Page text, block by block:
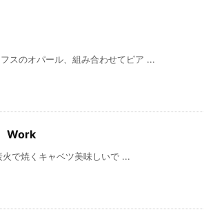
スのオパール、組み合わせてピア ...
Work
くキャベツ美味しいで ...